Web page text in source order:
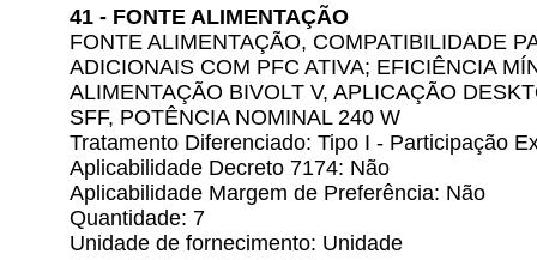
41 - FONTE ALIMENTAÇÃO
FONTE ALIMENTAÇÃO, COMPATIBILIDADE
ADICIONAIS COM PFC ATIVA; EFICIÊNCIA
ALIMENTAÇÃO BIVOLT V, APLICAÇÃO
SFF, POTÊNCIA NOMINAL 240 W
Tratamento Diferenciado: Tipo I - Participação
Aplicabilidade Decreto 7174: Não
Aplicabilidade Margem de Preferência: Não
Quantidade: 7
Unidade de fornecimento: Unidade